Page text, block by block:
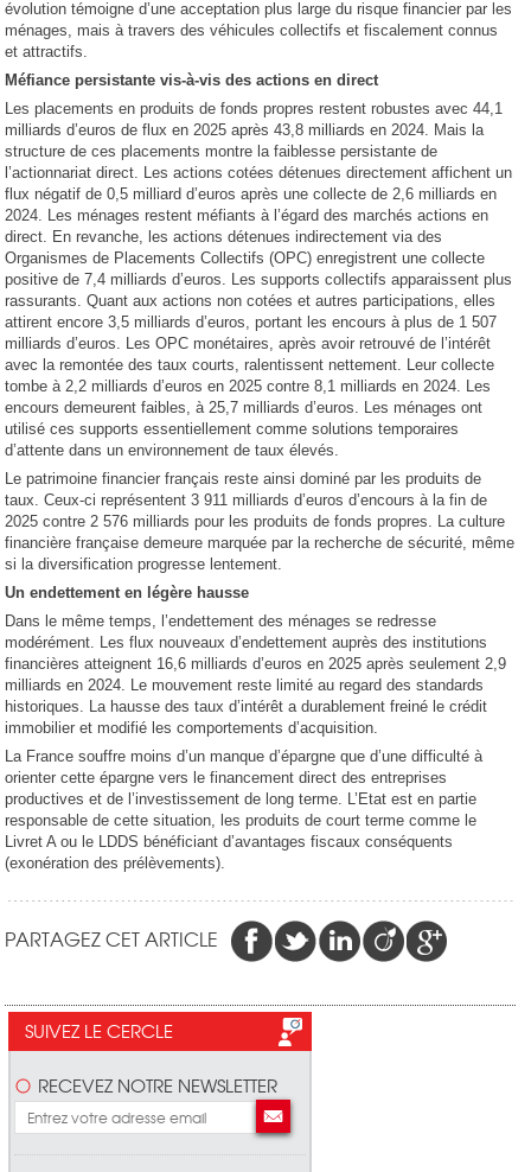
évolution témoigne d’une acceptation plus large du risque financier par les
ménages, mais à travers des véhicules collectifs et fiscalement connus
et attractifs.
Méfiance persistante vis-à-vis des actions en direct
Les placements en produits de fonds propres restent robustes avec 44,1
milliards d’euros de flux en 2025 après 43,8 milliards en 2024. Mais la
structure de ces placements montre la faiblesse persistante de
l’actionnariat direct. Les actions cotées détenues directement affichent un
flux négatif de 0,5 milliard d’euros après une collecte de 2,6 milliards en
2024. Les ménages restent méfiants à l’égard des marchés actions en
direct. En revanche, les actions détenues indirectement via des
Organismes de Placements Collectifs (OPC) enregistrent une collecte
positive de 7,4 milliards d’euros. Les supports collectifs apparaissent plus
rassurants. Quant aux actions non cotées et autres participations, elles
attirent encore 3,5 milliards d’euros, portant les encours à plus de 1 507
milliards d’euros. Les OPC monétaires, après avoir retrouvé de l’intérêt
avec la remontée des taux courts, ralentissent nettement. Leur collecte
tombe à 2,2 milliards d’euros en 2025 contre 8,1 milliards en 2024. Les
encours demeurent faibles, à 25,7 milliards d’euros. Les ménages ont
utilisé ces supports essentiellement comme solutions temporaires
d’attente dans un environnement de taux élevés.
Le patrimoine financier français reste ainsi dominé par les produits de
taux. Ceux-ci représentent 3 911 milliards d’euros d’encours à la fin de
2025 contre 2 576 milliards pour les produits de fonds propres. La culture
financière française demeure marquée par la recherche de sécurité, même
si la diversification progresse lentement.
Un endettement en légère hausse
Dans le même temps, l’endettement des ménages se redresse
modérément. Les flux nouveaux d’endettement auprès des institutions
financières atteignent 16,6 milliards d’euros en 2025 après seulement 2,9
milliards en 2024. Le mouvement reste limité au regard des standards
historiques. La hausse des taux d’intérêt a durablement freiné le crédit
immobilier et modifié les comportements d’acquisition.
La France souffre moins d’un manque d’épargne que d’une difficulté à
orienter cette épargne vers le financement direct des entreprises
productives et de l’investissement de long terme. L’Etat est en partie
responsable de cette situation, les produits de court terme comme le
Livret A ou le LDDS bénéficiant d’avantages fiscaux conséquents
(exonération des prélèvements).
PARTAGEZ CET ARTICLE
SUIVEZ LE CERCLE
RECEVEZ NOTRE NEWSLETTER